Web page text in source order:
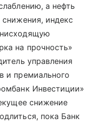
а нефть
индекс
на прочность»
управления
и премиального
Инвестиции»
снижение
пока Банк